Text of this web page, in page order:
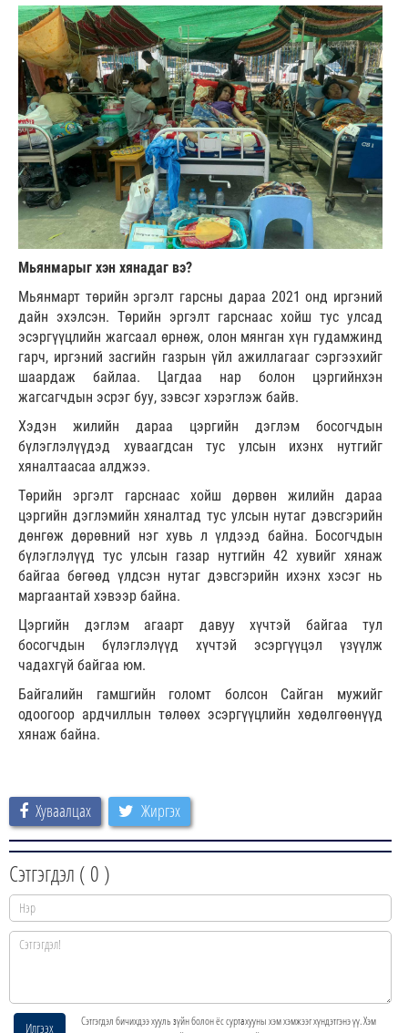
Мьянмарыг хэн хянадаг вэ?
Мьянмарт төрийн эргэлт гарсны дараа 2021 онд иргэний
дайн эхэлсэн. Төрийн эргэлт гарснаас хойш тус улсад
эсэргүүцлийн жагсаал өрнөж, олон мянган хүн гудамжинд
гарч, иргэний засгийн газрын үйл ажиллагааг сэргээхийг
шаардаж байлаа. Цагдаа нар болон цэргийнхэн
жагсагчдын эсрэг буу, зэвсэг хэрэглэж байв.
Хэдэн жилийн дараа цэргийн дэглэм босогчдын
бүлэглэлүүдэд хуваагдсан тус улсын ихэнх нутгийг
хяналтаасаа алджээ.
Төрийн эргэлт гарснаас хойш дөрвөн жилийн дараа
цэргийн дэглэмийн хяналтад тус улсын нутаг дэвсгэрийн
дөнгөж дөрөвний нэг хувь л үлдээд байна. Босогчдын
бүлэглэлүүд тус улсын газар нутгийн 42 хувийг хянаж
байгаа бөгөөд үлдсэн нутаг дэвсгэрийн ихэнх хэсэг нь
маргаантай хэвээр байна.
Цэргийн дэглэм агаарт давуу хүчтэй байгаа тул
босогчдын бүлэглэлүүд хүчтэй эсэргүүцэл үзүүлж
чадахгүй байгаа юм.
Байгалийн гамшгийн голомт болсон Сайган мужийг
одоогоор ардчиллын төлөөх эсэргүүцлийн хөдөлгөөнүүд
хянаж байна.
Хуваалцах Жиргэх
Сэтгэгдэл ( 0 )
Илгээх
Сэтгэгдэл бичихдээ хууль зүйн болон ёс суртахууны хэм хэмжээг хүндэтгэнэ үү. Хэм